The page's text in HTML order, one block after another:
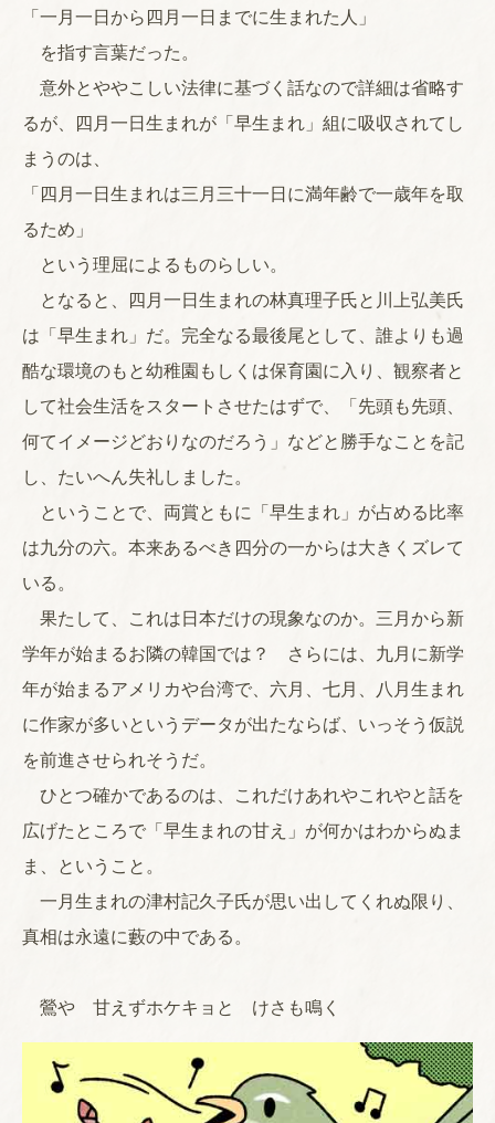
「一月一日から四月一日までに生まれた人」
を指す言葉だった。
意外とややこしい法律に基づく話なので詳細は省略す
るが、四月一日生まれが「早生まれ」組に吸収されてし
まうのは、
「四月一日生まれは三月三十一日に満年齢で一歳年を取
るため」
という理屈によるものらしい。
となると、四月一日生まれの林真理子氏と川上弘美氏
は「早生まれ」だ。完全なる最後尾として、誰よりも過
酷な環境のもと幼稚園もしくは保育園に入り、観察者と
して社会生活をスタートさせたはずで、「先頭も先頭、
何てイメージどおりなのだろう」などと勝手なことを記
し、たいへん失礼しました。
ということで、両賞ともに「早生まれ」が占める比率
は九分の六。本来あるべき四分の一からは大きくズレて
いる。
果たして、これは日本だけの現象なのか。三月から新
学年が始まるお隣の韓国では？ さらには、九月に新学
年が始まるアメリカや台湾で、六月、七月、八月生まれ
に作家が多いというデータが出たならば、いっそう仮説
を前進させられそうだ。
ひとつ確かであるのは、これだけあれやこれやと話を
広げたところで「早生まれの甘え」が何かはわからぬま
ま、ということ。
一月生まれの津村記久子氏が思い出してくれぬ限り、
真相は永遠に藪の中である。
鶯や 甘えずホケキョと けさも鳴く